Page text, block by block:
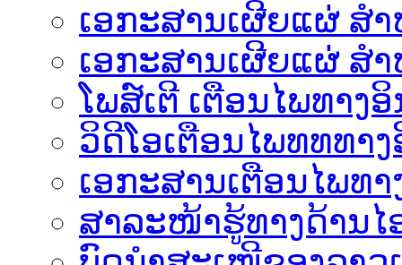
ເອກະສານເຜີຍແຜ່ ສ
ເອກະສານເຜີຍແຜ່ ສ
ໂພສ໌ເຕີ ເຕືອນໄພທາງອິ
ວິດີໂອເຕືອນໄພທທທາງ
ເອ​ກະ​ສານເຕືອນໄພທາ
ສາລະໜ້າຮູ້ທາງດ້ານໄ